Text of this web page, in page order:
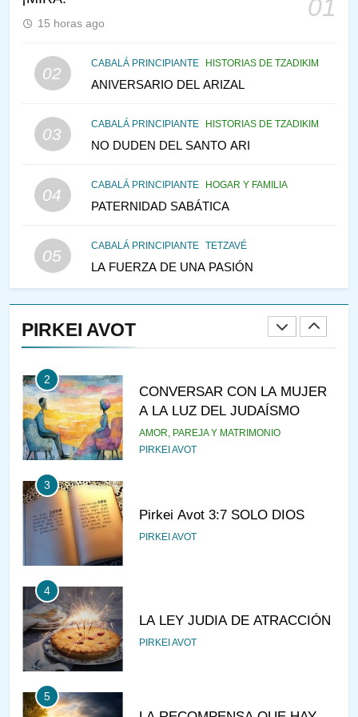
01
15 horas ago
02
CABALÁ PRINCIPIANTE HISTORIAS DE TZADIKIM
ANIVERSARIO DEL ARIZAL
03
CABALÁ PRINCIPIANTE HISTORIAS DE TZADIKIM
NO DUDEN DEL SANTO ARI
04
CABALÁ PRINCIPIANTE HOGAR Y FAMILIA
PATERNIDAD SABÁTICA
05
CABALÁ PRINCIPIANTE TETZAVÉ
LA FUERZA DE UNA PASIÓN
PIRKEI AVOT
146
TEMPLO Y LA ALEGRÍA EN
VEAMOS ¿POR QUÉ
IEHOSHÚA? Y LA QUEJA DE
1
RAZI ¿QUIÉN ES SABIO?
2
CONVERSAR CON LA MUJER
A LA LUZ DEL JUDAÍSMO
AMOR, PAREJA Y MATRIMONIO
PIRKEI AVOT
3
Pirkei Avot 3:7 SOLO DIOS
PIRKEI AVOT
4
LA LEY JUDIA DE ATRACCIÓN
PIRKEI AVOT
5